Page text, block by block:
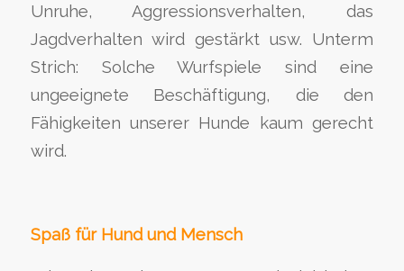
Unruhe, Aggressionsverhalten, das
Jagdverhalten wird gestärkt usw. Unterm
Strich: Solche Wurfspiele sind eine
ungeeignete Beschäftigung, die den
Fähigkeiten unserer Hunde kaum gerecht
wird.
Spaß für Hund und Mensch